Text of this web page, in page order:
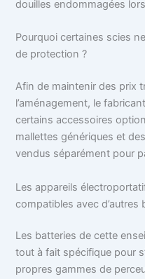
douilles endommagées
Pourquoi certaines scies
de protection ?
Afin de maintenir des prix
l’aménagement, le
certains accessoires
mallettes génériques et
vendus séparément pour
Les appareils
compatibles avec d’autres
Les batteries de cette
tout à fait spécifique pour
propres gammes de